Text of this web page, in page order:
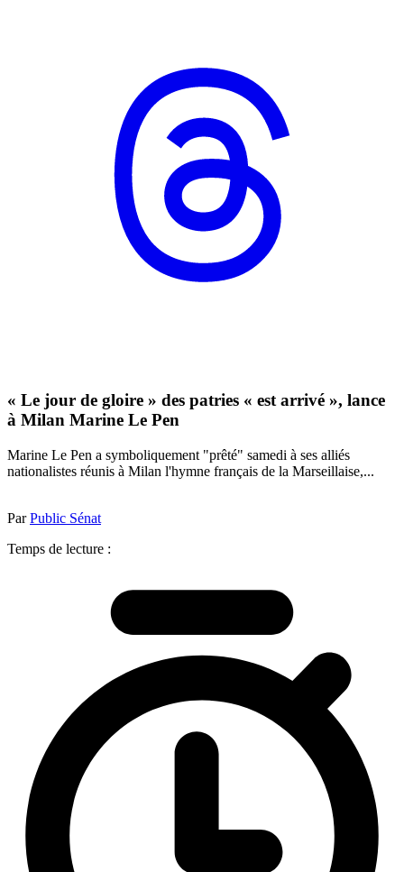
« Le jour de gloire » des patries « est arrivé », lance
à Milan Marine Le Pen
Marine Le Pen a symboliquement "prêté" samedi à ses alliés
nationalistes réunis à Milan l'hymne français de la Marseillaise,...
ParPublic Sénat
Temps de lecture :